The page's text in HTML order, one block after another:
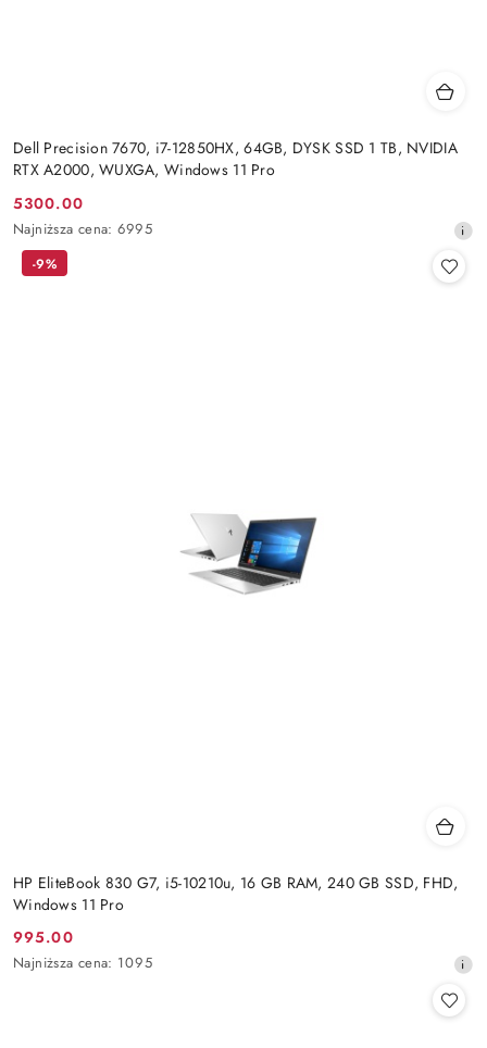
Dell Precision 7670, i7-12850HX, 64GB, DYSK SSD 1 TB, NVIDIA
RTX A2000, WUXGA, Windows 11 Pro
Cena
promocyjna:
5300.00
Najniższa
cena
Najniższa cena: 6995
HP EliteBook 830 G7, i5-10210u, 16 GB RAM, 240 GB SSD, FHD,
Windows 11 Pro
Cena
promocyjna:
995.00
Najniższa
Najniższa cena: 1095
-9%